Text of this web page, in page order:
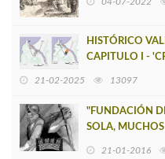
HISTÓRICO
CAPITULO I -
21-02-2025 13097
"FUNDACIÓN
SOLA,
21-01-2016